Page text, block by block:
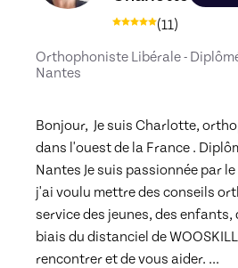
(11)
Orthophoniste Libérale -
Nantes
Bonjour,  Je suis Charlotte,
dans l'ouest de la France .
Nantes Je suis passionnée par
j'ai voulu mettre des conseils
service des jeunes, des enfants,
biais du distanciel de
rencontrer et de vous aider. ...